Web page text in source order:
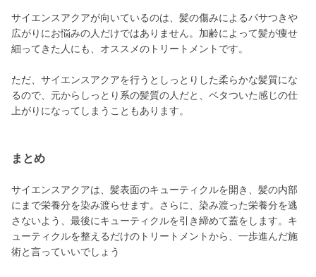
サイエンスアクアが向いているのは、髪の傷みによるパサつきや
広がりにお悩みの人だけではありません。加齢によって髪が痩せ
細ってきた人にも、オススメのトリートメントです。
ただ、サイエンスアクアを行うとしっとりした柔らかな髪質にな
るので、元からしっとり系の髪質の人だと、ベタついた感じの仕
上がりになってしまうこともあります。
まとめ
サイエンスアクアは、髪表面のキューティクルを開き、髪の内部
にまで栄養分を染み渡らせます。さらに、染み渡った栄養分を逃
さないよう、最後にキューティクルを引き締めて蓋をします。キ
ューティクルを整えるだけのトリートメントから、一歩進んだ施
術と言っていいでしょう